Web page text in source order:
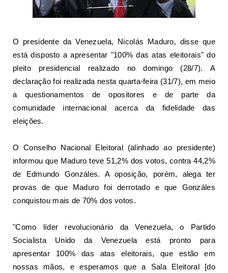
O presidente da Venezuela, Nicolás Maduro, disse que
está disposto a apresentar "100% das atas eleitorais" do
pleito presidencial realizado no domingo (28/7). A
declaração foi realizada nesta quarta-feira (31/7), em meio
a questionamentos de opositores e de parte da
comunidade internacional acerca da fidelidade das
eleições.
O Conselho Nacional Eleitoral (alinhado ao presidente)
informou que Maduro teve 51,2% dos votos, contra 44,2%
de Edmundo Gonzáles. Aoposição, porém, alega ter
provas de que Maduro foi derrotado e que Gonzáles
conquistou mais de 70% dos votos.
"Como líder revolucionário da Venezuela, o Partido
Socialista Unido da Venezuela está pronto para
apresentar 100% das atas eleitorais, que estão em
nossas mãos, e esperamos que a Sala Eleitoral [do